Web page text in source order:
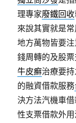
理專家廢鐵回收
來說其實就是常
地方萬物皆要
錢周轉的及股
牛皮癬治療要
的融資借款服務
決方法汽機車
性支票借款外